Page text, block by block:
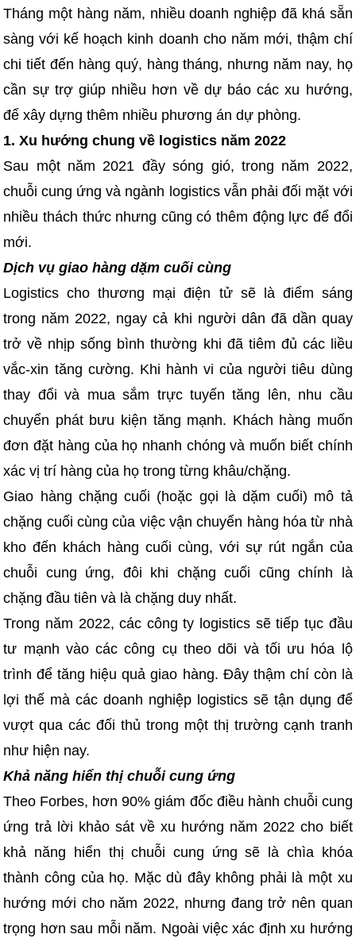
Tháng một hàng năm, nhiều doanh nghiệp đã khá sẵn
sàng với kế hoạch kinh doanh cho năm mới, thậm chí
chi tiết đến hàng quý, hàng tháng, nhưng năm nay, họ
cần sự trợ giúp nhiều hơn về dự báo các xu hướng,
để xây dựng thêm nhiều phương án dự phòng.
1. Xu hướng chung về logistics năm 2022
Sau một năm 2021 đầy sóng gió, trong năm 2022,
chuỗi cung ứng và ngành logistics vẫn phải đối mặt với
nhiều thách thức nhưng cũng có thêm động lực để đổi
mới.
Dịch vụ giao hàng dặm cuối cùng
Logistics cho thương mại điện tử sẽ là điểm sáng
trong năm 2022, ngay cả khi người dân đã dần quay
trở về nhịp sống bình thường khi đã tiêm đủ các liều
vắc-xin tăng cường. Khi hành vi của người tiêu dùng
thay đổi và mua sắm trực tuyến tăng lên, nhu cầu
chuyển phát bưu kiện tăng mạnh. Khách hàng muốn
đơn đặt hàng của họ nhanh chóng và muốn biết chính
xác vị trí hàng của họ trong từng khâu/chặng.
Giao hàng chặng cuối (hoặc gọi là dặm cuối) mô tả
chặng cuối cùng của việc vận chuyển hàng hóa từ nhà
kho đến khách hàng cuối cùng, với sự rút ngắn của
chuỗi cung ứng, đôi khi chặng cuối cũng chính là
chặng đầu tiên và là chặng duy nhất.
Trong năm 2022, các công ty logistics sẽ tiếp tục đầu
tư mạnh vào các công cụ theo dõi và tối ưu hóa lộ
trình để tăng hiệu quả giao hàng. Đây thậm chí còn là
lợi thế mà các doanh nghiệp logistics sẽ tận dụng để
vượt qua các đối thủ trong một thị trường cạnh tranh
như hiện nay.
Khả năng hiển thị chuỗi cung ứng
Theo Forbes, hơn 90% giám đốc điều hành chuỗi cung
ứng trả lời khảo sát về xu hướng năm 2022 cho biết
khả năng hiển thị chuỗi cung ứng sẽ là chìa khóa
thành công của họ. Mặc dù đây không phải là một xu
hướng mới cho năm 2022, nhưng đang trở nên quan
trọng hơn sau mỗi năm. Ngoài việc xác định xu hướng